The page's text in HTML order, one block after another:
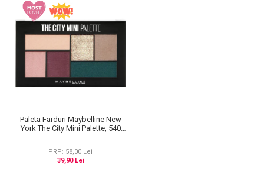
Paleta Farduri Maybelline New
York The City Mini Palette, 540
PRP: 58,00 Lei
39,90 Lei